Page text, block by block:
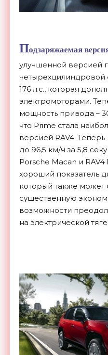
Подзаряжаемая
улучшенной версией
четырехцилиндровой
176 л.с., которая
электромоторами.
мощность привода –
что Prime стала
версией RAV4.
до 96,5 км/ч за 5,8
Porsche Macan и
хороший показатель
который также может
существенную
возможности
на электрической тяге.